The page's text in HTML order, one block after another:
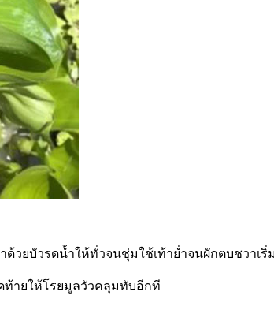
วยบัวรดน้ำให้ทั่วจนชุ่มใช้เท้าย่ำจนผักตบชวาเริ่
ท้ายให้โรยมูลวัวคลุมทับอีกที